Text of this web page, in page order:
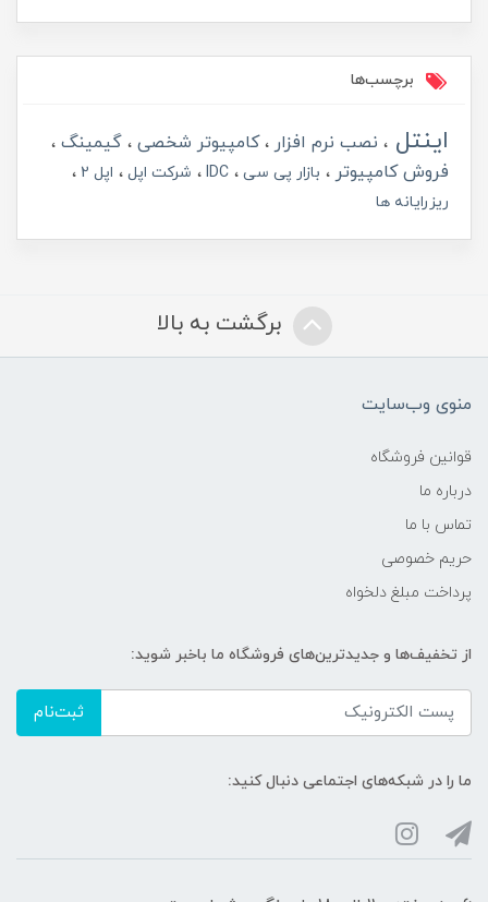
برچسب‌ها
اینتل نصب نرم افزار کامپیوتر شخصی
گیمینگ
فروش کامپیوتر
بازار پی سی IDC شرکت اپل
اپل 2
ریزرایانه ها
برگشت به بالا
منوی وب‌سایت
قوانین فروشگاه
درباره ما
تماس با ما
حریم خصوصی
پرداخت مبلغ دلخواه
از تخفیف‌ها و جدیدترین‌های فروشگاه ما باخبر شوید:
ثبت‌نام
ما را در شبکه‌های اجتماعی دنبال کنید: